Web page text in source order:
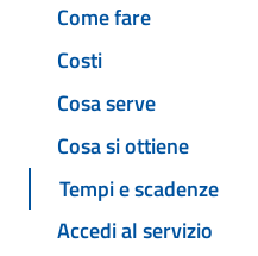
Come fare
Costi
Cosa serve
Cosa si ottiene
Tempi e scadenze
Accedi al servizio